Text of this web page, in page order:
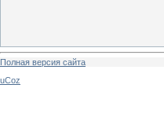
Полная версия сайта
uCoz